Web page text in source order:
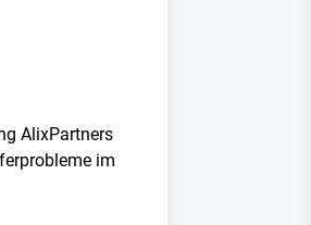
AlixPartners
im